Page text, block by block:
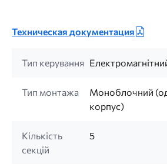
Техническая документация
Тип керування
Тип монтажа
Моноблочний
корпус)
Кількість
секцій
5